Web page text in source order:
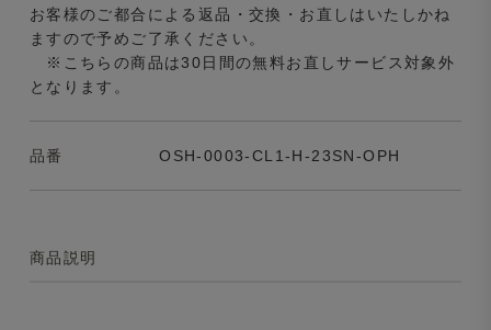
お客様のご都合による返品・交換・お直しはいたしかね
ますので予めご了承ください。
※こちらの商品は30日間の無料お直しサービス対象外
となります。
品番 OSH-0003-CL1-H-23SN-OPH
商品説明